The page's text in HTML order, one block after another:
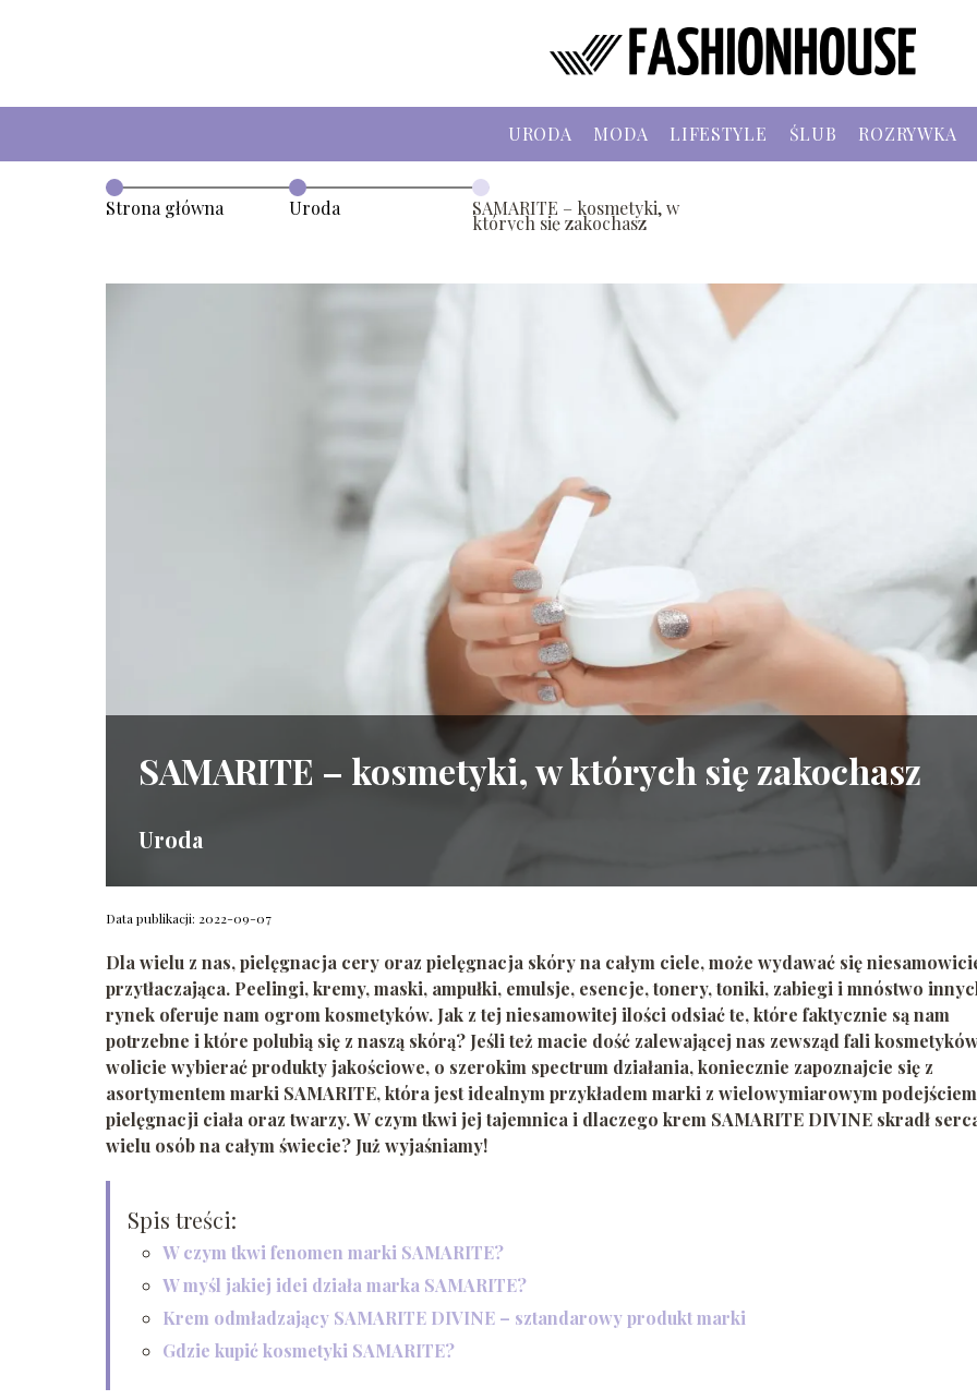
URODA MODA LIFESTYLE ŚLUB ROZRYWKA
Strona główna Uroda SAMARITE – kosmetyki, w
których się zakochasz
SAMARITE – kosmetyki, w których się zakochasz
Uroda
Data publikacji: 2022-09-07
Dla wielu z nas, pielęgnacja cery oraz pielęgnacja skóry na całym ciele, może wydawać się
przytłaczająca. Peelingi, kremy, maski, ampułki, emulsje, esencje, tonery, toniki, zabiegi i mnóstwo
rynek oferuje nam ogrom kosmetyków. Jak z tej niesamowitej ilości odsiać te, które faktycznie są nam
potrzebne i które polubią się z naszą skórą? Jeśli też macie dość zalewającej nas zewsząd fali
wolicie wybierać produkty jakościowe, o szerokim spectrum działania, koniecznie zapoznajcie się z
asortymentem marki SAMARITE, która jest idealnym przykładem marki z wielowymiarowym
pielęgnacji ciała oraz twarzy. W czym tkwi jej tajemnica i dlaczego krem SAMARITE DIVINE skradł
wielu osób na całym świecie? Już wyjaśniamy!
Spis treści:
W czym tkwi fenomen marki SAMARITE?
W myśl jakiej idei działa marka SAMARITE?
Krem odmładzający SAMARITE DIVINE – sztandarowy produkt marki
Gdzie kupić kosmetyki SAMARITE?